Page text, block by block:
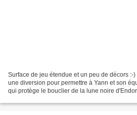
Surface de jeu étendue et un peu de décors :-
une diversion pour permettre à Yann et son
qui protège le bouclier de la lune noire